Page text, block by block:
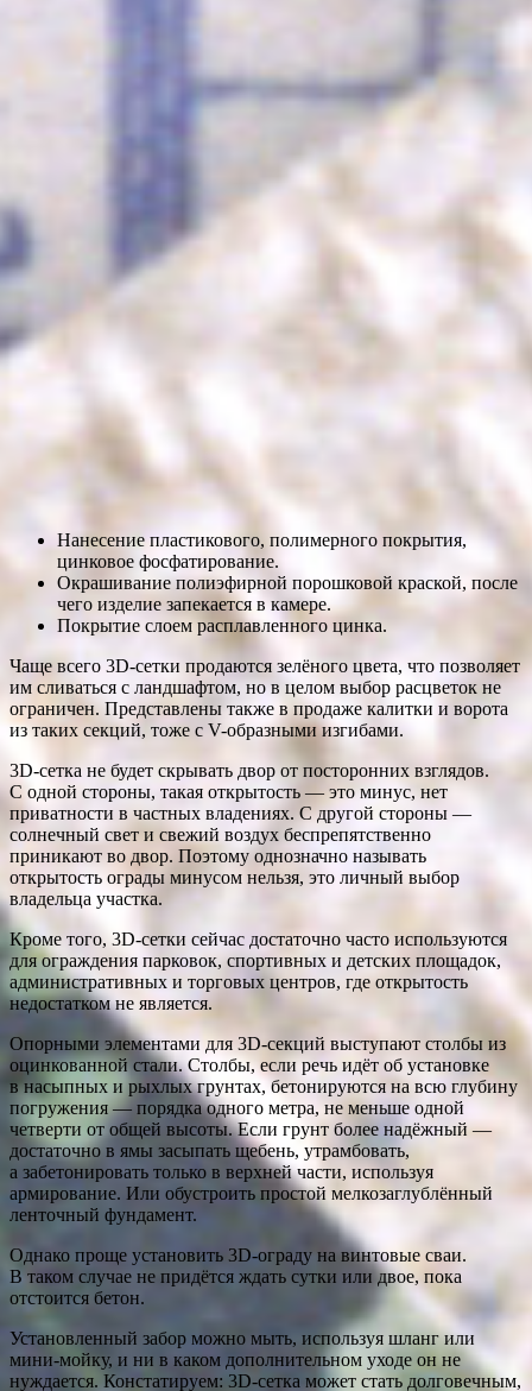
Нанесение пластикового, полимерного покрытия,
цинковое фосфатирование.
Окрашивание полиэфирной порошковой краской, после
чего изделие запекается в камере.
Покрытие слоем расплавленного цинка.
Чаще всего 3D-сетки продаются зелёного цвета, что позволяет
им сливаться с ландшафтом, но в целом выбор расцветок не
ограничен. Представлены также в продаже калитки и ворота
из таких секций, тоже с V-образными изгибами.
3D-сетка не будет скрывать двор от посторонних взглядов.
С одной стороны, такая открытость — это минус, нет
приватности в частных владениях. С другой стороны —
солнечный свет и свежий воздух беспрепятственно
приникают во двор. Поэтому однозначно называть
открытость ограды минусом нельзя, это личный выбор
владельца участка.
Кроме того, 3D-сетки сейчас достаточно часто используются
для ограждения парковок, спортивных и детских площадок,
административных и торговых центров, где открытость
недостатком не является.
Опорными элементами для 3D-секций выступают столбы из
оцинкованной стали. Столбы, если речь идёт об установке
в насыпных и рыхлых грунтах, бетонируются на всю глубину
погружения — порядка одного метра, не меньше одной
четверти от общей высоты. Если грунт более надёжный —
достаточно в ямы засыпать щебень, утрамбовать,
а забетонировать только в верхней части, используя
армирование. Или обустроить простой мелкозаглублённый
ленточный фундамент.
Однако проще установить 3D-ограду на винтовые сваи.
В таком случае не придётся ждать сутки или двое, пока
отстоится бетон.
Установленный забор можно мыть, используя шланг или
мини-мойку, и ни в каком дополнительном уходе он не
нуждается. Констатируем: 3D-сетка может стать долговечным,